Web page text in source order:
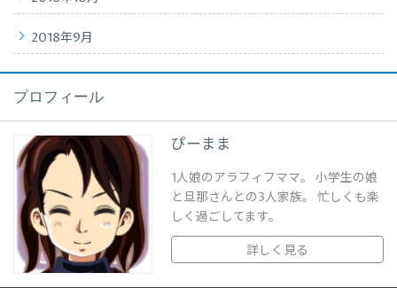
2018年9月
プロフィール
ぴーまま
1人娘のアラフィフママ。 小学生の娘
と旦那さんとの3人家族。 忙しくも楽
しく過ごしてます。
詳しく見る